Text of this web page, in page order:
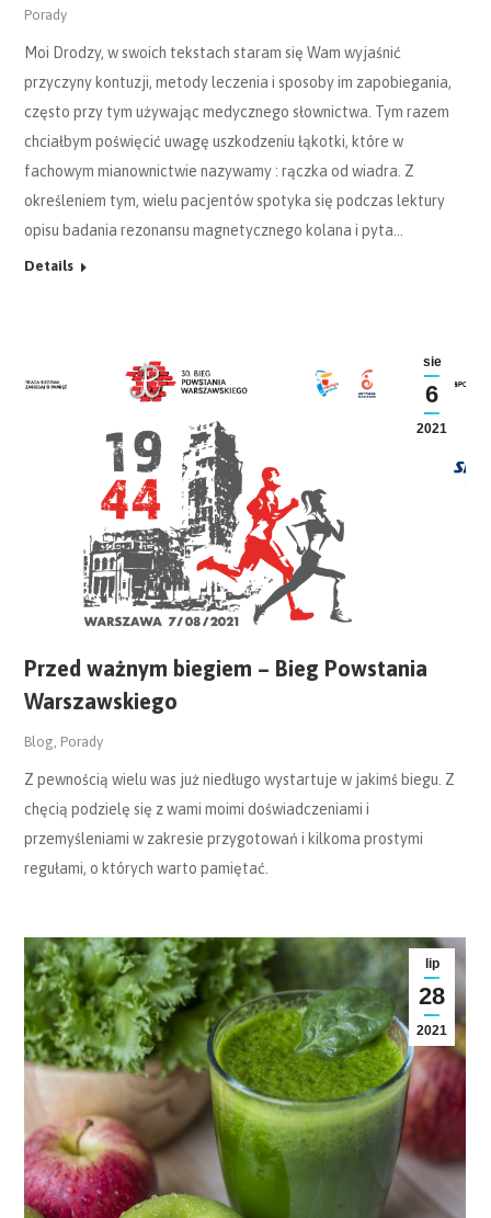
Porady
Moi Drodzy, w swoich tekstach staram się Wam wyjaśnić
przyczyny kontuzji, metody leczenia i sposoby im zapobiegania,
często przy tym używając medycznego słownictwa. Tym razem
chciałbym poświęcić uwagę uszkodzeniu łąkotki, które w
fachowym mianownictwie nazywamy : rączka od wiadra. Z
określeniem tym, wielu pacjentów spotyka się podczas lektury
opisu badania rezonansu magnetycznego kolana i pyta…
Details
sie
6
2021
Przed ważnym biegiem – Bieg Powstania
Warszawskiego
Blog Porady
Z pewnością wielu was już niedługo wystartuje w jakimś biegu. Z
chęcią podzielę się z wami moimi doświadczeniami i
przemyśleniami w zakresie przygotowań i kilkoma prostymi
regułami, o których warto pamiętać.
lip
28
2021